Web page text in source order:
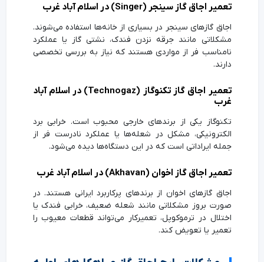
تعمیر اجاق گاز سینجر (Singer) در اسلام آباد غرب
اجاق گازهای سینجر در بسیاری از خانه‌ها استفاده می‌شوند.
مشکلاتی مانند جرقه نزدن فندک، نشتی گاز یا عملکرد
نامناسب فر از مواردی هستند که نیاز به بررسی تخصصی
دارند.
تعمیر اجاق گاز تکنوگاز (Technogaz) در اسلام آباد
غرب
تکنوگاز یکی از برندهای خارجی محبوب است. خرابی برد
الکترونیکی، مشکل در شعله‌ها یا عملکرد نادرست فر از
جمله ایراداتی است که در این دستگاه‌ها دیده می‌شود.
تعمیر اجاق گاز اخوان (Akhavan) در اسلام آباد غرب
اجاق گازهای اخوان از برندهای پرکاربرد ایرانی هستند. در
صورت بروز مشکلاتی مانند شعله ضعیف، خرابی فندک یا
اختلال در ترموکوپل، تعمیرکار می‌تواند قطعات معیوب را
تعمیر یا تعویض کند.